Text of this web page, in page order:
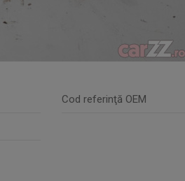
Cod referinţă OEM